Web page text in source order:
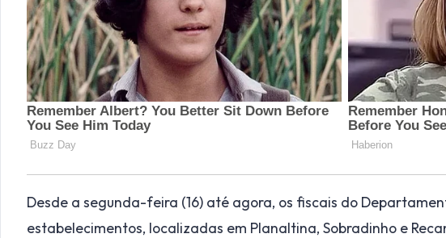
Desde a segunda-feira (16) até agora, os fiscais do
estabelecimentos, localizadas em Planaltina, Sobradinho e